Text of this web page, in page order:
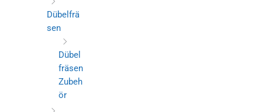
Dübelfrä
sen
Dübel
fräsen
Zubeh
ör